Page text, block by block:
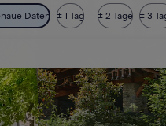
Daten ± 1 Tag ± 2 Tage ± 3